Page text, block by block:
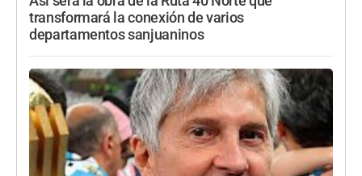
transformará la conexión de varios
departamentos sanjuaninos